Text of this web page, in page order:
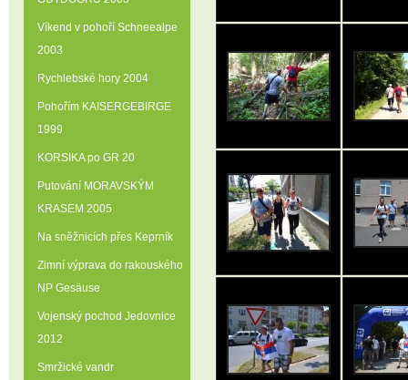
Víkend v pohoří Schneealpe
2003
Rychlebské hory 2004
Pohořím KAISERGEBIRGE
1999
KORSIKA po GR 20
Putování MORAVSKÝM
KRASEM 2005
Na sněžnicích přes Keprník
Zimní výprava do rakouského
NP Gesäuse
Vojenský pochod Jedovnice
2012
Smržické vandr